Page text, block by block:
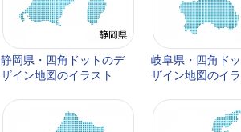
静岡県・四角ドットのデ
ザイン地図のイラスト
岐阜県・四角ド
ザイン地図のイ